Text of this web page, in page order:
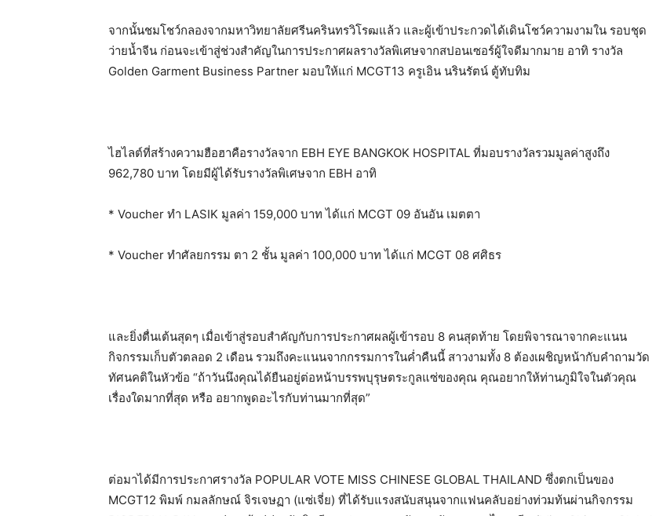
จากนั้นชมโชว์กลองจากมหาวิทยาลัยศรีนครินทรวิโรฒแล้ว และผู้เข้าประกวดได้เดินโชว์ความงามใน รอบชุด
ว่ายน้ำจีน ก่อนจะเข้าสู่ช่วงสำคัญในการประกาศผลรางวัลพิเศษจากสปอนเซอร์ผู้ใจดีมากมาย อาทิ รางวัล
Golden Garment Business Partner มอบให้แก่ MCGT13 ครูเอิน นรินรัตน์ ตู้ทับทิม
ไฮไลต์ที่สร้างความฮือฮาคือรางวัลจาก EBH EYE BANGKOK HOSPITAL ที่มอบรางวัลรวมมูลค่าสูงถึง
962,780 บาท โดยมีผู้ได้รับรางวัลพิเศษจาก EBH อาทิ
* Voucher ทำ LASIK มูลค่า 159,000 บาท ได้แก่ MCGT 09 อันอัน เมตตา
* Voucher ทำศัลยกรรม ตา 2 ชั้น มูลค่า 100,000 บาท ได้แก่ MCGT 08 ศศิธร
และยิ่งตื่นเต้นสุดๆ เมื่อเข้าสู่รอบสำคัญกับการประกาศผลผู้เข้ารอบ 8 คนสุดท้าย โดยพิจารณาจากคะแนน
กิจกรรมเก็บตัวตลอด 2 เดือน รวมถึงคะแนนจากกรรมการในค่ำคืนนี้ สาวงามทั้ง 8 ต้องเผชิญหน้ากับคำถามวัด
ทัศนคติในหัวข้อ “ถ้าวันนึงคุณได้ยืนอยู่ต่อหน้าบรรพบุรุษตระกูลแซ่ของคุณ คุณอยากให้ท่านภูมิใจในตัวคุณ
เรื่องใดมากที่สุด หรือ อยากพูดอะไรกับท่านมากที่สุด”
ต่อมาได้มีการประกาศรางวัล POPULAR VOTE MISS CHINESE GLOBAL THAILAND ซึ่งตกเป็นของ
MCGT12 พิมพ์ กมลลักษณ์ จิรเจษฏา (แซ่เจี่ย) ที่ได้รับแรงสนับสนุนจากแฟนคลับอย่างท่วมท้นผ่านกิจกรรม